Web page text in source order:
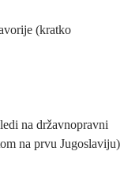
(kratko
na državnopravni
na prvu Jugoslaviju)